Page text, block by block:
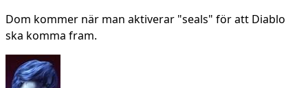
Dom kommer när man aktiverar "seals" för att Diablo
ska komma fram.